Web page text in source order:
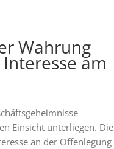
Wahrung
am
Einsicht unterliegen. Die
an der Offenlegung